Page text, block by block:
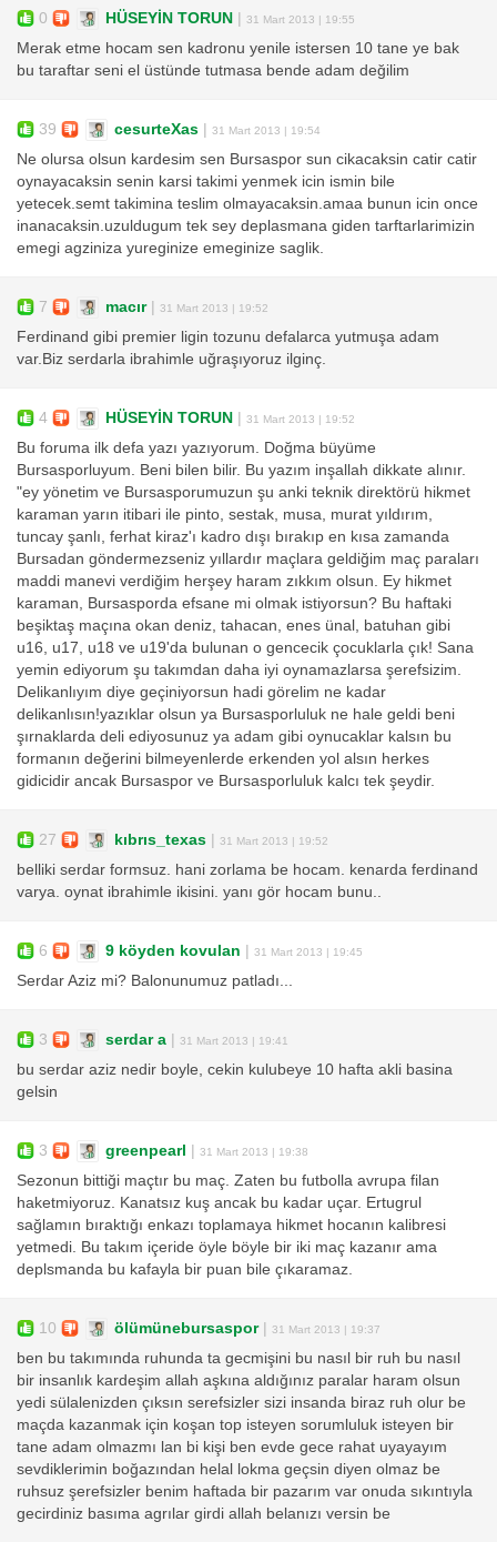
0 HÜSEYİN TORUN | 31 Mart 2013 | 19:55
Merak etme hocam sen kadronu yenile istersen 10 tane ye bak
bu taraftar seni el üstünde tutmasa bende adam değilim
39 cesurteXas | 31 Mart 2013 | 19:54
Ne olursa olsun kardesim sen Bursaspor sun cikacaksin catir catir
oynayacaksin senin karsi takimi yenmek icin ismin bile
yetecek.semt takimina teslim olmayacaksin.amaa bunun icin once
inanacaksin.uzuldugum tek sey deplasmana giden tarftarlarimizin
emegi agziniza yureginize emeginize saglik.
7 macır| 31 Mart 2013 | 19:52
Ferdinand gibi premier ligin tozunu defalarca yutmuşa adam
var.Biz serdarla ibrahimle uğraşıyoruz ilginç.
4 HÜSEYİN TORUN | 31 Mart 2013 | 19:52
Bu foruma ilk defa yazı yazıyorum. Doğma büyüme
Bursasporluyum. Beni bilen bilir. Bu yazım inşallah dikkate alınır.
"ey yönetim ve Bursasporumuzun şu anki teknik direktörü hikmet
karaman yarın itibari ile pinto, sestak, musa, murat yıldırım,
tuncay şanlı, ferhat kiraz'ı kadro dışı bırakıp en kısa zamanda
Bursadan göndermezseniz yıllardır maçlara geldiğim maç paraları
maddi manevi verdiğim herşey haram zıkkım olsun. Ey hikmet
karaman, Bursasporda efsane mi olmak istiyorsun? Bu haftaki
beşiktaş maçına okan deniz, tahacan, enes ünal, batuhan gibi
u16, u17, u18 ve u19'da bulunan o gencecik çocuklarla çık! Sana
yemin ediyorum şu takımdan daha iyi oynamazlarsa şerefsizim.
Delikanlıyım diye geçiniyorsun hadi görelim ne kadar
delikanlısın!yazıklar olsun ya Bursasporluluk ne hale geldi beni
şırnaklarda deli ediyosunuz ya adam gibi oynucaklar kalsın bu
formanın değerini bilmeyenlerde erkenden yol alsın herkes
gidicidir ancak Bursaspor ve Bursasporluluk kalcı tek şeydir.
27 kıbrıs_texas | 31 Mart 2013 | 19:52
belliki serdar formsuz. hani zorlama be hocam. kenarda ferdinand
varya. oynat ibrahimle ikisini. yanı gör hocam bunu..
6 9 köyden kovulan | 31 Mart 2013 | 19:45
Serdar Aziz mi? Balonunumuz patladı...
3 serdar a | 31 Mart 2013 | 19:41
bu serdar aziz nedir boyle, cekin kulubeye 10 hafta akli basina
gelsin
3 greenpearl | 31 Mart 2013 | 19:38
Sezonun bittiği maçtır bu maç. Zaten bu futbolla avrupa filan
haketmiyoruz. Kanatsız kuş ancak bu kadar uçar. Ertugrul
sağlamın bıraktığı enkazı toplamaya hikmet hocanın kalibresi
yetmedi. Bu takım içeride öyle böyle bir iki maç kazanır ama
deplsmanda bu kafayla bir puan bile çıkaramaz.
10 ölümünebursaspor| 31 Mart 2013 | 19:37
ben bu takımında ruhunda ta gecmişini bu nasıl bir ruh bu nasıl
bir insanlık kardeşim allah aşkına aldığınız paralar haram olsun
yedi sülalenizden çıksın serefsizler sizi insanda biraz ruh olur be
maçda kazanmak için koşan top isteyen sorumluluk isteyen bir
tane adam olmazmı lan bi kişi ben evde gece rahat uyayayım
sevdiklerimin boğazından helal lokma geçsin diyen olmaz be
ruhsuz şerefsizler benim haftada bir pazarım var onuda sıkıntıyla
gecirdiniz basıma agrılar girdi allah belanızı versin be